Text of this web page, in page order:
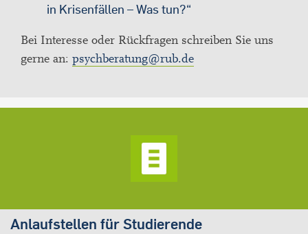
in Krisenfällen – Was tun?“
Bei Interesse oder Rückfragen schreiben Sie uns
gerne an: psychberatung@rub.de
Anlaufstellen für Studierende